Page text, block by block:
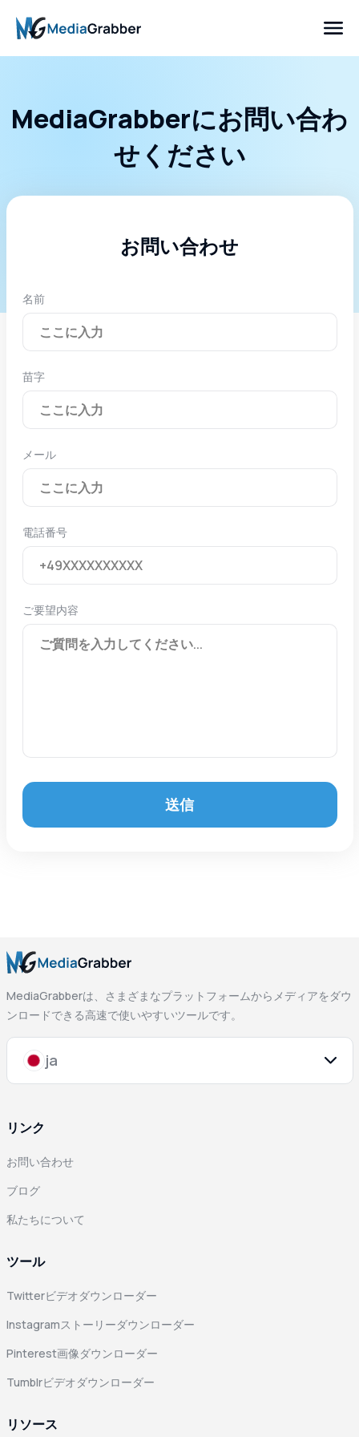
MediaGrabberにお問い合わ
せください
お問い合わせ
名前
苗字
メール
電話番号
ご要望内容
送信
MediaGrabberは、さまざまなプラットフォームからメディアをダウ
ンロードできる高速で使いやすいツールです。
ja
リンク
お問い合わせ
ブログ
私たちについて
ツール
Twitterビデオダウンローダー
Instagramストーリーダウンローダー
Pinterest画像ダウンローダー
Tumblrビデオダウンローダー
リソース